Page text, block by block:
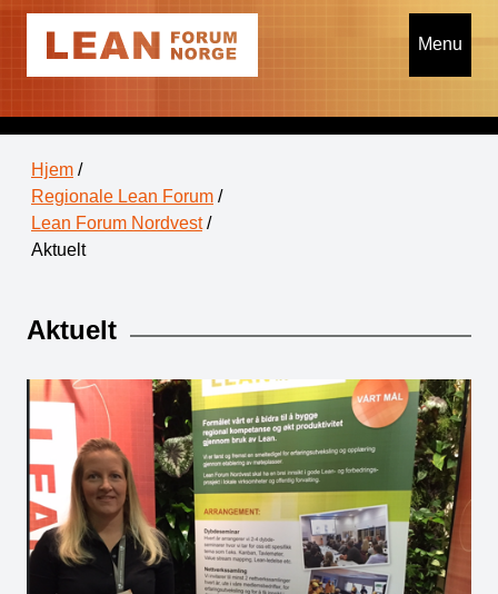
Menu
Hjem /
Regionale Lean Forum /
Lean Forum Nordvest/
Aktuelt
Aktuelt